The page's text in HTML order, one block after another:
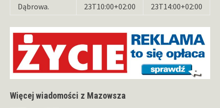
Dąbrowa.
23T10:00+02:00
23T14:00+02:00
Więcej wiadomości z Mazowsza